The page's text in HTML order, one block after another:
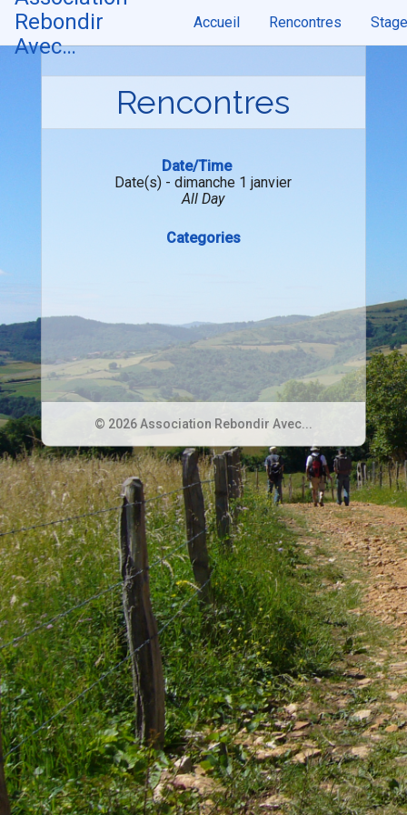
Skip
content
Rebondir
Avec…
Accueil Rencontres
Rencontres
Date/Time
Date(s) - dimanche 1 janvier
All Day
Categories
© 2026 Association Rebondir Avec...